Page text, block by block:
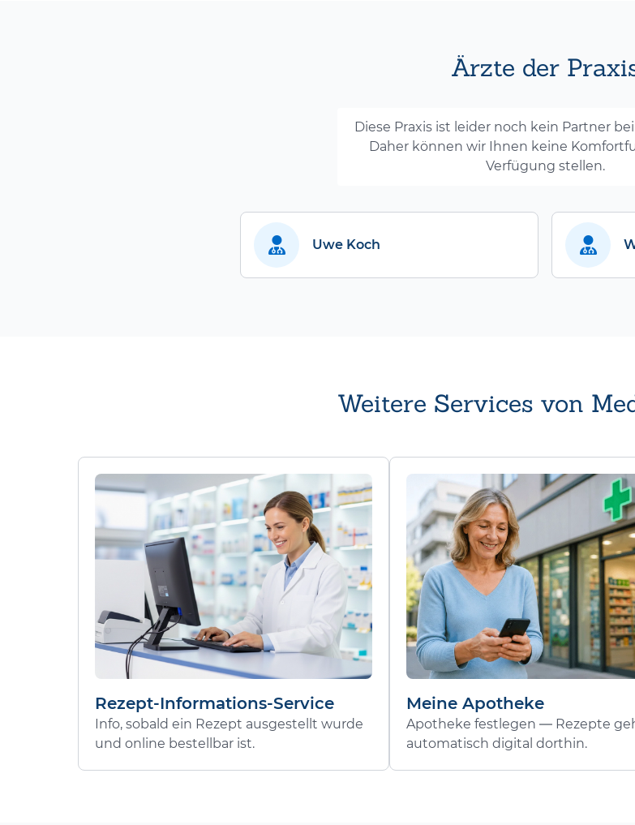
Ärzte der
Diese Praxis ist leider noch kein Partner
Daher können wir Ihnen keine
Verfügung stellen.
Uwe Koch
Weitere Services von
Rezept-Informations-Service
Info, sobald ein Rezept ausgestellt wurde
und online bestellbar ist.
Meine Apotheke
Apotheke festlegen — Rezepte
automatisch digital dorthin.